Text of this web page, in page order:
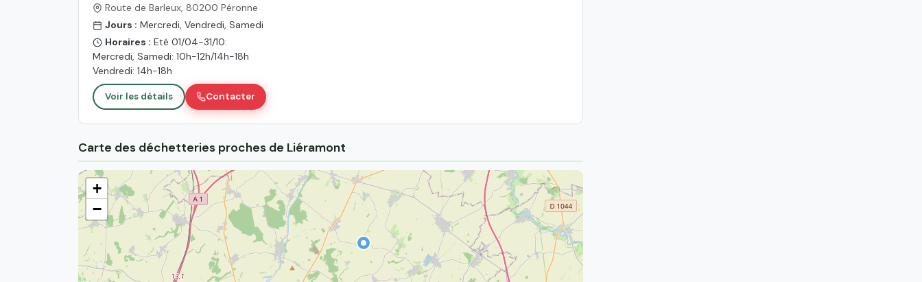
Route de Barleux, 80200 Péronne
Jours : Mercredi, Vendredi, Samedi
Horaires : Eté 01/04-31/10:
Mercredi, Samedi: 10h-12h/14h-18h
Vendredi: 14h-18h
Voir les détails Contacter
Carte des déchetteries proches de Liéramont
+
−